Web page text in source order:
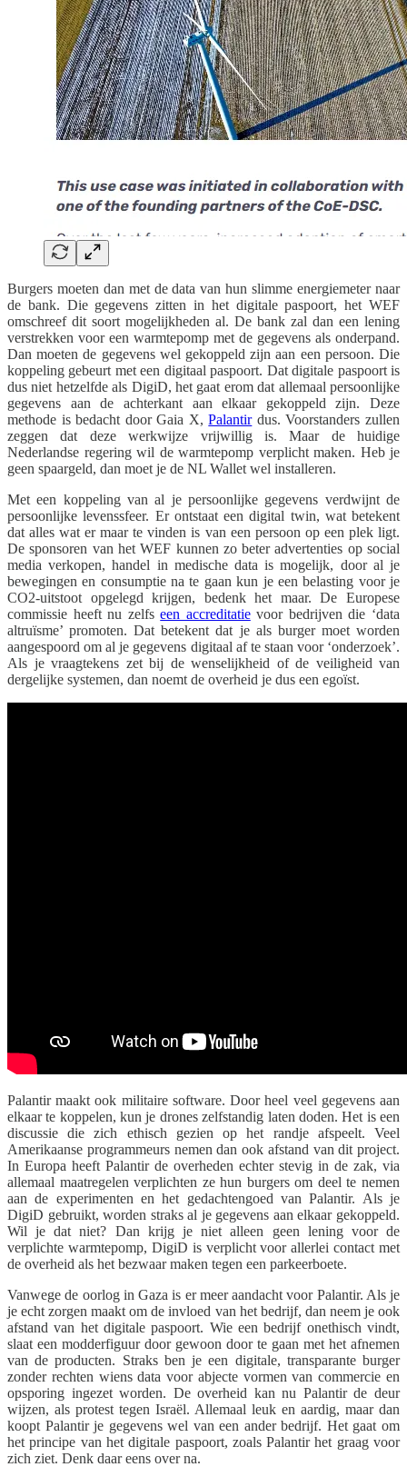
Burgers moeten dan met de data van hun slimme energiemeter naar
de bank. Die gegevens zitten in het digitale paspoort, het WEF
omschreef dit soort mogelijkheden al. De bank zal dan een lening
verstrekken voor een warmtepomp met de gegevens als onderpand.
Dan moeten de gegevens wel gekoppeld zijn aan een persoon. Die
koppeling gebeurt met een digitaal paspoort. Dat digitale paspoort is
dus niet hetzelfde als DigiD, het gaat erom dat allemaal persoonlijke
gegevens aan de achterkant aan elkaar gekoppeld zijn. Deze
methode is bedacht door Gaia X,Palantirdus. Voorstanders zullen
zeggen dat deze werkwijze vrijwillig is. Maar de huidige
Nederlandse regering wil de warmtepomp verplicht maken. Heb je
geen spaargeld, dan moet je de NL Wallet wel installeren.
Met een koppeling van al je persoonlijke gegevens verdwijnt de
persoonlijke levenssfeer. Er ontstaat een digital twin, wat betekent
dat alles wat er maar te vinden is van een persoon op een plek ligt.
De sponsoren van het WEF kunnen zo beter advertenties op social
media verkopen, handel in medische data is mogelijk, door al je
bewegingen en consumptie na te gaan kun je een belasting voor je
CO2-uitstoot opgelegd krijgen, bedenk het maar. De Europese
commissie heeft nu zelfseen accreditatievoor bedrijven die ‘data
altruïsme’ promoten. Dat betekent dat je als burger moet worden
aangespoord om al je gegevens digitaal af te staan voor ‘onderzoek’.
Als je vraagtekens zet bij de wenselijkheid of de veiligheid van
dergelijke systemen, dan noemt de overheid je dus een egoïst.
Palantir maakt ook militaire software. Door heel veel gegevens aan
elkaar te koppelen, kun je drones zelfstandig laten doden. Het is een
discussie die zich ethisch gezien op het randje afspeelt. Veel
Amerikaanse programmeurs nemen dan ook afstand van dit project.
In Europa heeft Palantir de overheden echter stevig in de zak, via
allemaal maatregelen verplichten ze hun burgers om deel te nemen
aan de experimenten en het gedachtengoed van Palantir. Als je
DigiD gebruikt, worden straks al je gegevens aan elkaar gekoppeld.
Wil je dat niet? Dan krijg je niet alleen geen lening voor de
verplichte warmtepomp, DigiD is verplicht voor allerlei contact met
de overheid als het bezwaar maken tegen een parkeerboete.
Vanwege de oorlog in Gaza is er meer aandacht voor Palantir. Als je
je echt zorgen maakt om de invloed van het bedrijf, dan neem je ook
afstand van het digitale paspoort. Wie een bedrijf onethisch vindt,
slaat een modderfiguur door gewoon door te gaan met het afnemen
van de producten. Straks ben je een digitale, transparante burger
zonder rechten wiens data voor abjecte vormen van commercie en
opsporing ingezet worden. De overheid kan nu Palantir de deur
wijzen, als protest tegen Israël. Allemaal leuk en aardig, maar dan
koopt Palantir je gegevens wel van een ander bedrijf. Het gaat om
het principe van het digitale paspoort, zoals Palantir het graag voor
zich ziet. Denk daar eens over na.